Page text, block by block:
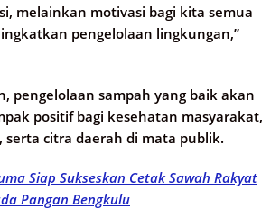
melainkan motivasi bagi kita semua
pengelolaan lingkungan,”
pengelolaan sampah yang baik akan
positif bagi kesehatan masyarakat,
serta citra daerah di mata publik.
Siap Sukseskan Cetak Sawah Rakyat
Pangan Bengkulu